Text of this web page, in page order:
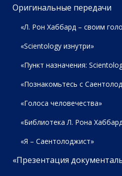
Оригинальные передачи
«Л. Рон Хаббард – своим
«Scientology изнутри»
«Пункт назначения:
«Познакомьтесь с
«Голоса человечества»
«Библиотека Л. Рона
«Я – Саентолоджист»
«Презентация